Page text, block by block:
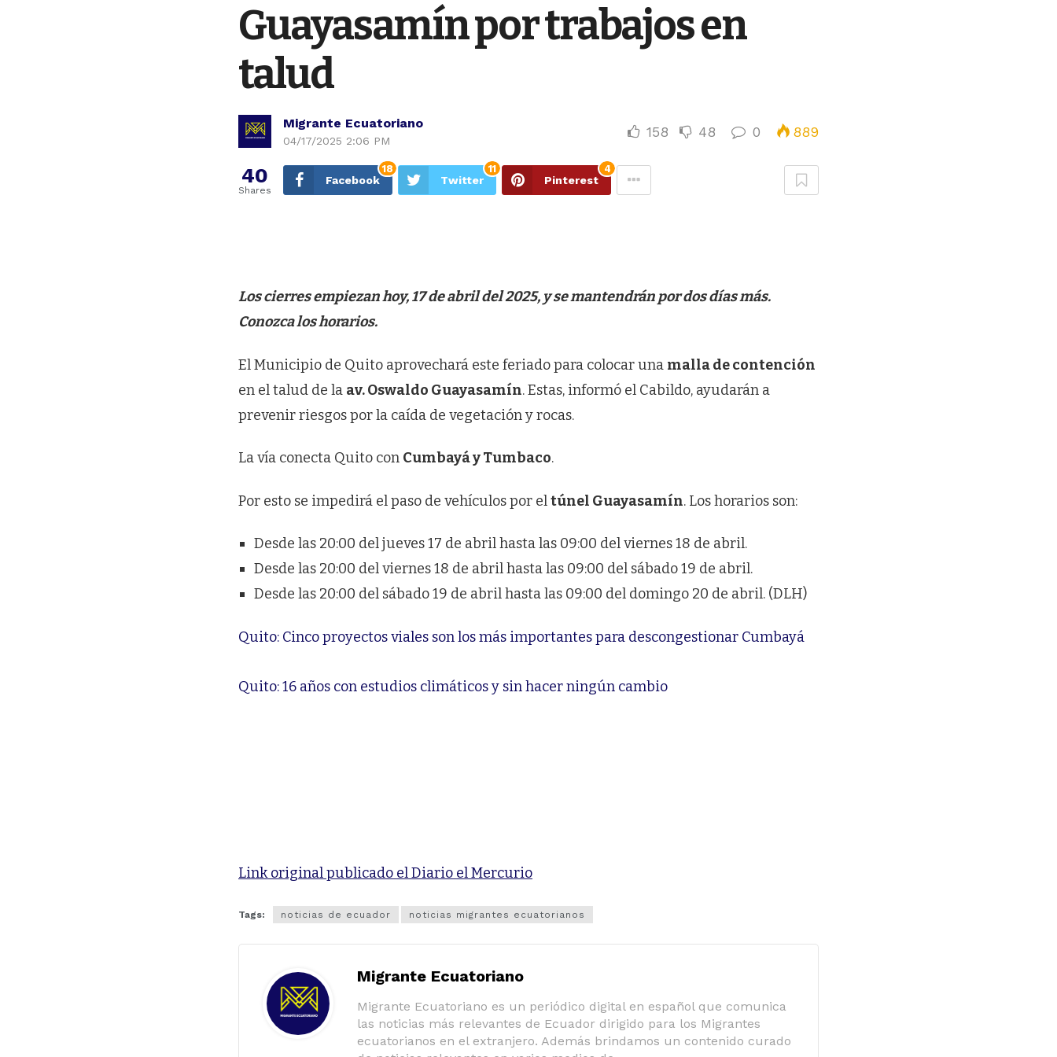
Guayasamín por trabajos en
talud
Migrante Ecuatoriano
04/17/2025 2:06 PM
158 48 0 889
40
Shares
Facebook
18
Twitter
11
Pinterest
4
Los cierres empiezan hoy, 17 de abril del 2025, y se mantendrán por dos días más.
Conozca los horarios.
El Municipio de Quito aprovechará este feriado para colocar una malla de contención
en el talud de la av. Oswaldo Guayasamín. Estas, informó el Cabildo, ayudarán a
prevenir riesgos por la caída de vegetación y rocas.
La vía conecta Quito con Cumbayá y Tumbaco.
Por esto se impedirá el paso de vehículos por eltúnel Guayasamín. Los horarios son:
Desde las 20:00 del jueves 17 de abril hasta las 09:00 del viernes 18 de abril.
Desde las 20:00 del viernes 18 de abril hasta las 09:00 del sábado 19 de abril.
Desde las 20:00 del sábado 19 de abril hasta las 09:00 del domingo 20 de abril. (DLH)
Quito: Cinco proyectos viales son los más importantes para descongestionar Cumbayá
Quito: 16 años con estudios climáticos y sin hacer ningún cambio
Link original publicado el Diario el Mercurio
Tags: noticias de ecuador noticias migrantes ecuatorianos
Migrante Ecuatoriano
Migrante Ecuatoriano es un periódico digital en español que comunica
las noticias más relevantes de Ecuador dirigido para los Migrantes
ecuatorianos en el extranjero. Además brindamos un contenido curado